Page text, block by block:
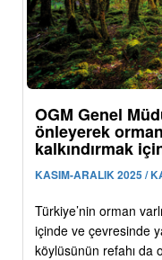
OGM Genel
önleyerek
kalkındırmak
KASIM-ARALIK 2025 /
Türkiye’nin orman
içinde ve çevresinde
köylüsünün refahı da